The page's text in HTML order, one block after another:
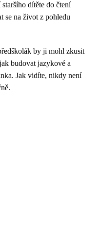
dítěte do čtení
se na život z pohledu
by ji mohl zkusit
budovat jazykové a
Jak vidíte, nikdy není